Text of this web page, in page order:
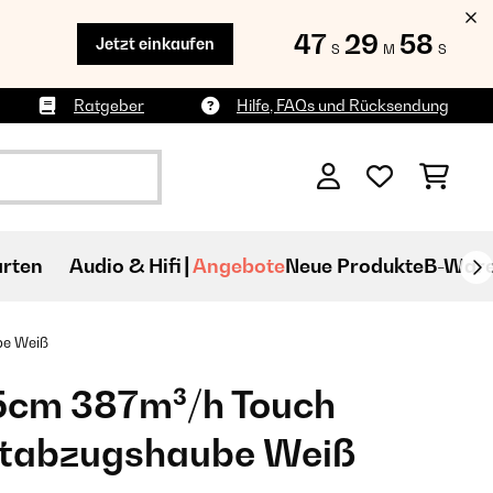
Jetzt einkaufen 47 S 29 M 57 S
Ratgeber Hilfe, FAQs und Rücksendung
Audio & Hifi AngeboteNeue ProdukteB-
Weiß
387m³/h Touch
Weiß